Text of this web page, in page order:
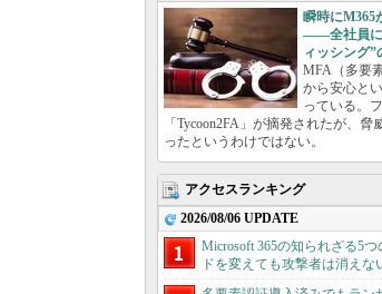
瞬時にM365
――全社員に
ィッシング”
MFA（多要
から安心と
っている。
「Tycoon2FA」が摘発されたが、脅
ったというわけではない。
アクセスランキング
2026/08/06 UPDATE
Microsoft 365の知られざる5
ドを変えても攻撃者は消えな